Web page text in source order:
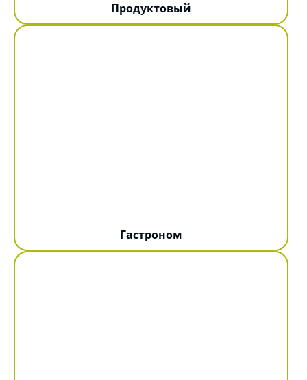
Продуктовый
Гастроном